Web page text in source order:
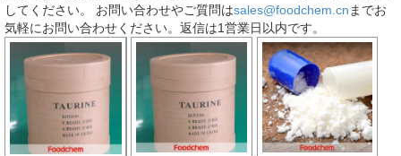
してください。 お問い合わせやご質問はsales@foodchem.cn までお
気軽にお問い合わせください。返信は1営業日以内です。